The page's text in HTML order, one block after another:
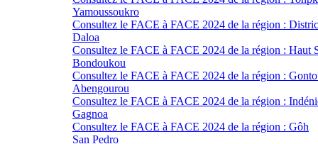
Yamoussoukro
Consultez le FACE à FACE 2024 de la région :
Daloa
Consultez le FACE à FACE 2024 de la région : Haut
Bondoukou
Consultez le FACE à FACE 2024 de la région :
Abengourou
Consultez le FACE à FACE 2024 de la région :
Gagnoa
Consultez le FACE à FACE 2024 de la région : Gôh
San Pedro